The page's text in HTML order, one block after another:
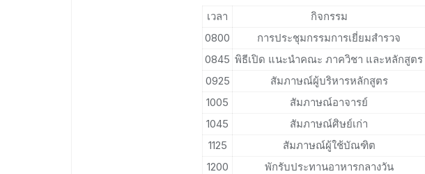
เวลา กิจกรรม
0800
การประชุมกรรมการเยี่ยมสำรวจ
0845 พิธีเปิด แนะนำคณะ ภาควิชา และหลักสูตร
0925
สัมภาษณ์ผู้บริหารหลักสูตร
1005
สัมภาษณ์อาจารย์
1045
สัมภาษณ์ศิษย์เก่า
1125
สัมภาษณ์ผู้ใช้บัณฑิต
1200
พักรับประทานอาหารกลางวัน